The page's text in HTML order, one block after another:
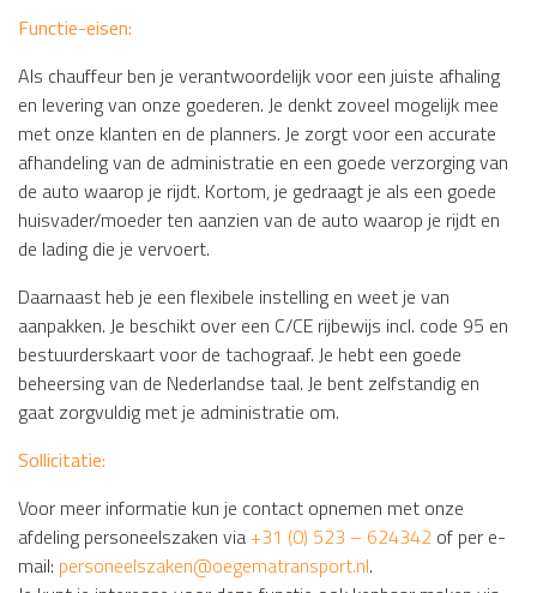
Functie-eisen:
Als chauffeur ben je verantwoordelijk voor een juiste afhaling
en levering van onze goederen. Je denkt zoveel mogelijk mee
met onze klanten en de planners. Je zorgt voor een accurate
afhandeling van de administratie en een goede verzorging van
de auto waarop je rijdt. Kortom, je gedraagt je als een goede
huisvader/moeder ten aanzien van de auto waarop je rijdt en
de lading die je vervoert.
Daarnaast heb je een flexibele instelling en weet je van
aanpakken. Je beschikt over een C/CE rijbewijs incl. code 95 en
bestuurderskaart voor de tachograaf. Je hebt een goede
beheersing van de Nederlandse taal. Je bent zelfstandig en
gaat zorgvuldig met je administratie om.
Sollicitatie:
Voor meer informatie kun je contact opnemen met onze
afdeling personeelszaken via +31 (0) 523 – 624342 of per e-
mail: personeelszaken@oegematransport.nl.